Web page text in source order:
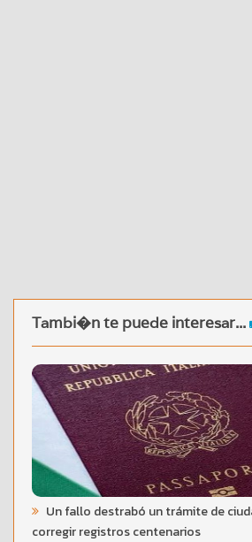
Tambi�n te puede interesar...
Un fallo destrabó un trámite de
corregir registros centenarios